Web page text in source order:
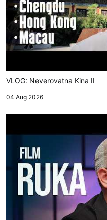
VLOG: Neverovatna Kina II
04 Aug 2026